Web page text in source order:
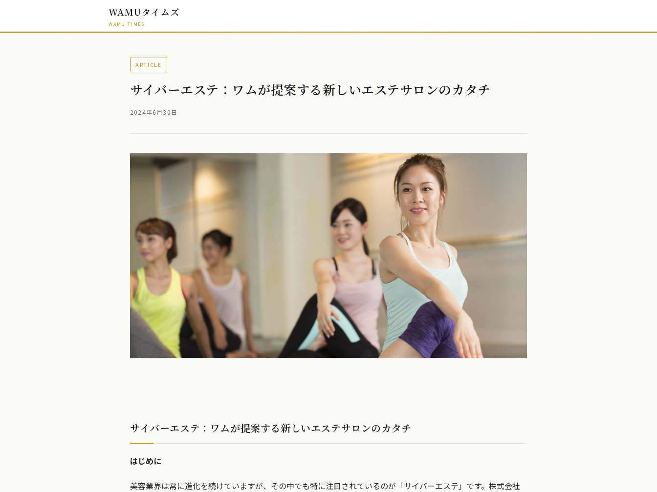
WAMUタイムズ
WAMU TIMES
ARTICLE
サイバーエステ：ワムが提案する新しいエステサロンのカタチ
2024年6月30日
サイバーエステ：ワムが提案する新しいエステサロンのカタチ
はじめに
美容業界は常に進化を続けていますが、その中でも特に注目されているのが「サイバーエステ」です。株式会社